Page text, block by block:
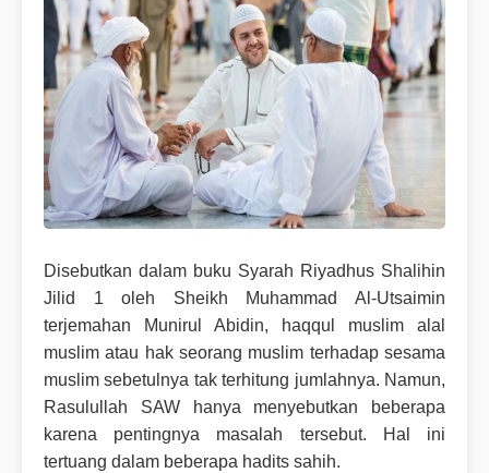
Disebutkan dalam buku Syarah Riyadhus Shalihin
Jilid 1 oleh Sheikh Muhammad Al-Utsaimin
terjemahan Munirul Abidin, haqqul muslim alal
muslim atau hak seorang muslim terhadap sesama
muslim sebetulnya tak terhitung jumlahnya. Namun,
Rasulullah SAW hanya menyebutkan beberapa
karena pentingnya masalah tersebut. Hal ini
tertuang dalam beberapa hadits sahih.